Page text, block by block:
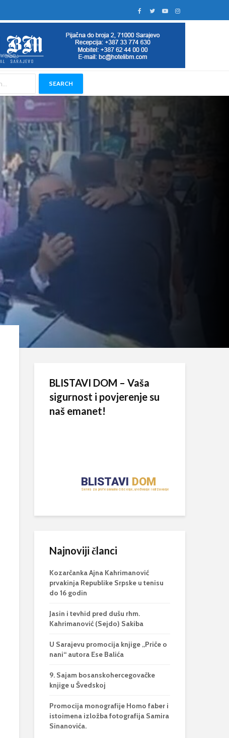
SEARCH
BLISTAVI DOM – Vaša
sigurnost i povjerenje su
naš emanet!
Najnoviji članci
Kozarčanka Ajna Kahrimanović
prvakinja Republike Srpske u tenisu
do 16 godin
Jasin i tevhid pred dušu rhm.
Kahrimanović (Sejdo) Sakiba
U Sarajevu promocija knjige „Priče o
nani“ autora Ese Balića
9. Sajam bosanskohercegovačke
knjige u Švedskoj
Promocija monografije Homo faber i
istoimena izložba fotografija Samira
Sinanovića.